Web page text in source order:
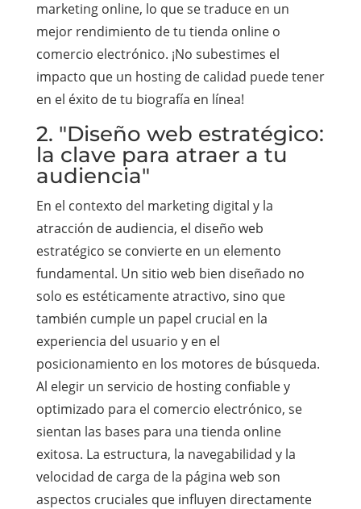
marketing online, lo que se traduce en un
mejor rendimiento de tu tienda online o
comercio electrónico. ¡No subestimes el
impacto que un hosting de calidad puede tener
en el éxito de tu biografía en línea!
2. "Diseño web estratégico:
la clave para atraer a tu
audiencia"
En el contexto del marketing digital y la
atracción de audiencia, el diseño web
estratégico se convierte en un elemento
fundamental. Un sitio web bien diseñado no
solo es estéticamente atractivo, sino que
también cumple un papel crucial en la
experiencia del usuario y en el
posicionamiento en los motores de búsqueda.
Al elegir un servicio de hosting confiable y
optimizado para el comercio electrónico, se
sientan las bases para una tienda online
exitosa. La estructura, la navegabilidad y la
velocidad de carga de la página web son
aspectos cruciales que influyen directamente